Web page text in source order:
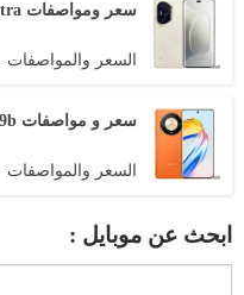
سعر ومواصفات Honor 300 Ultra
السعر
سعر و مواصفات Honor X9b
السعر
ابحث عن موبايل :